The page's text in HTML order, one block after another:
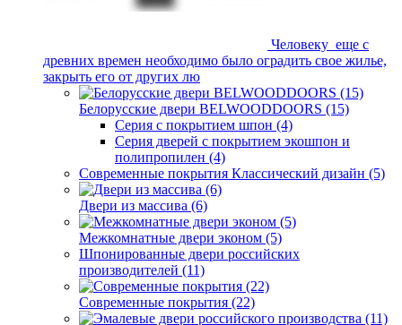
Человеку еще с
древних времен необходимо было оградить свое жилье,
закрыть его от других лю
Белорусские двери BELWOODDOORS (15)
Серия с покрытием шпон (4)
Серия дверей с покрытием экошпон и
полипропилен (4)
Современные покрытия Классический дизайн (5)
Двери из массива (6)
Межкомнатные двери эконом (5)
Шпонированные двери российских
производителей (11)
Современные покрытия (22)